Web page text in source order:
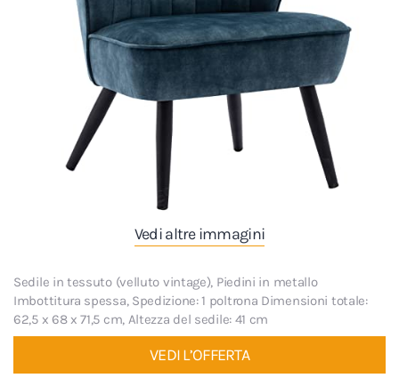
Vedi altre immagini
Sedile in tessuto (velluto vintage), Piedini in metallo
Imbottitura spessa, Spedizione: 1 poltrona Dimensioni totale:
62,5 x 68 x 71,5 cm, Altezza del sedile: 41 cm
VEDI L’OFFERTA